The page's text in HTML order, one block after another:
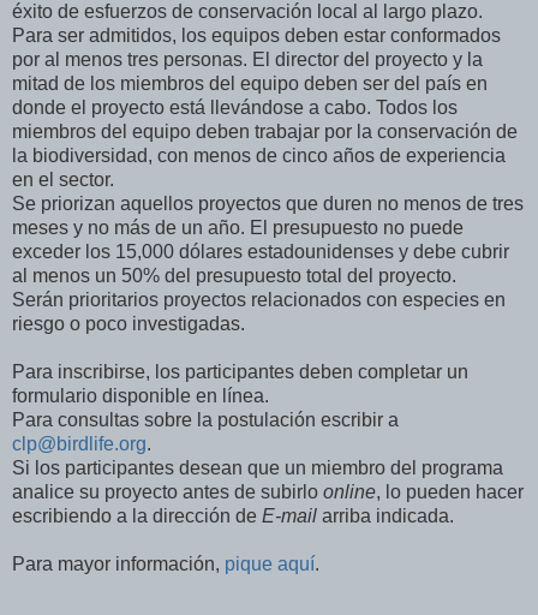
éxito de esfuerzos de conservación local al largo plazo.
Para ser admitidos, los equipos deben estar conformados
por al menos tres personas. El director del proyecto y la
mitad de los miembros del equipo deben ser del país en
donde el proyecto está llevándose a cabo. Todos los
miembros del equipo deben trabajar por la conservación de
la biodiversidad, con menos de cinco años de experiencia
en el sector.
Se priorizan aquellos proyectos que duren no menos de tres
meses y no más de un año. El presupuesto no puede
exceder los 15,000 dólares estadounidenses y debe cubrir
al menos un 50% del presupuesto total del proyecto.
Serán prioritarios proyectos relacionados con especies en
riesgo o poco investigadas.
Para inscribirse, los participantes deben completar un
formulario disponible en línea.
Para consultas sobre la postulación escribir a
clp@birdlife.org.
Si los participantes desean que un miembro del programa
analice su proyecto antes de subirlo online, lo pueden hacer
escribiendo a la dirección de E-mail arriba indicada.
Para mayor información, pique aquí.